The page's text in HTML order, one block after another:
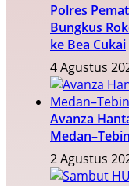
Polres
Bungkus
ke Bea Cukai
4 Agustus
Avanza
2 Agustus